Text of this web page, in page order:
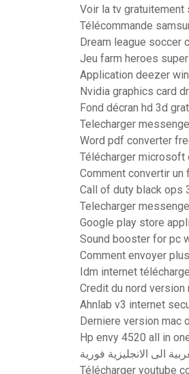
Voir la tv gratuitement
Télécommande
Dream league soccer
Jeu farm heroes
Application deezer
Nvidia graphics card
Fond décran hd 3d
Telecharger
Word pdf converter
Télécharger
Comment convertir
Call of duty black ops
Telecharger
Google play store
Sound booster for pc
Comment envoyer
Idm internet
Credit du nord version
Ahnlab v3 internet
Derniere version mac
Hp envy 4520 all in
الى الانجليزية فورية
Télécharger youtube